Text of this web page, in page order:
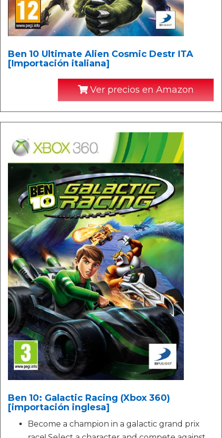
Ben 10 Ultimate Alien Cosmic Destr ITA
[Importación italiana]
Ver precios en Amazon
Ben 10: Galactic Racing (Xbox 360)
[importación inglesa]
Become a champion in a galactic grand prix